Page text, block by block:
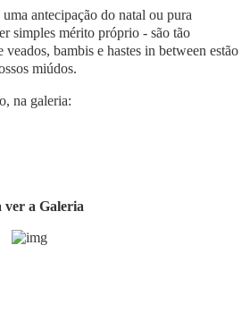
antecipação do natal ou pura
simples mérito próprio - são tão
bambis e hastes in between estão
miúdos.
na galeria:
ver a Galeria